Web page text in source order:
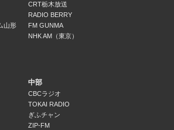
東甲信越）
山形
CRT栃木放送
RADIO BERRY
FM GUNMA
NHK AM（東京）
中部
CBCラジオ
TOKAI RADIO
ぎふチャン
ZIP-FM